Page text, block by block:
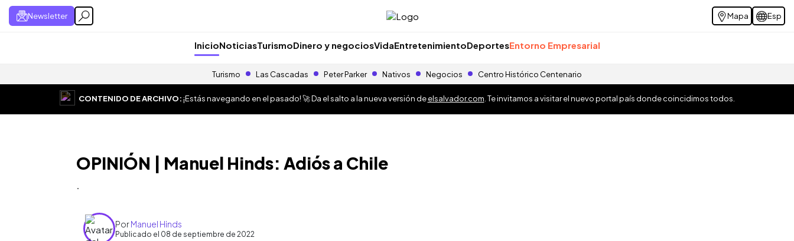
Newsletter Mapa Esp
InicioNoticiasTurismoDinero y negociosVidaEntretenimientoDeportesEntorno Empresarial
Turismo Las Cascadas Peter Parker Nativos Negocios Centro Histórico Centenario
CONTENIDO DE ARCHIVO:¡Estás navegando en el pasado! 🚀 Da el salto a la nueva versión deelsalvador.com . Te invitamos a visitar el nuevo portal país donde coincidimos todos.
OPINIÓN | Manuel Hinds: Adiós a Chile
.
PorManuel Hinds
Publicado el 08 de septiembre de 2022